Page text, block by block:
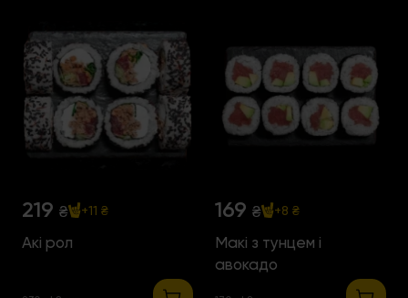
219 ₴ +11 ₴
Акі рол
169 ₴ +8 ₴
Макі з тунцем і
авокадо